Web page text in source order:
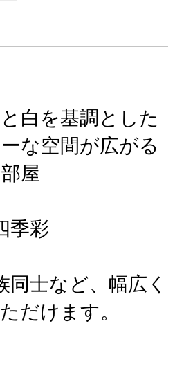
白を基調とした
な空間が広がる
屋
季彩
士など、幅広く
だけます。